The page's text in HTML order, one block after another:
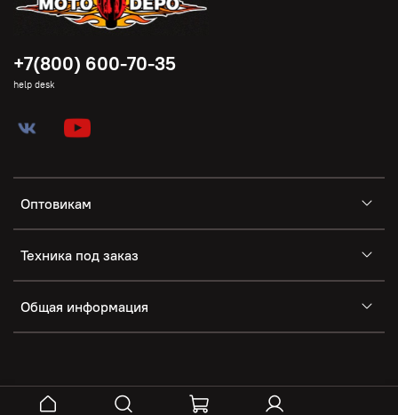
Оптовикам
Техника под заказ
Общая информация
+7(800) 600-70-35
help desk